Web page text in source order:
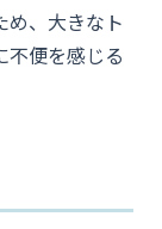
め、大きなト
不便を感じる